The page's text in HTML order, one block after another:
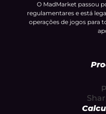
O MadMarket passou
regulamentares e está
operações de jogos para